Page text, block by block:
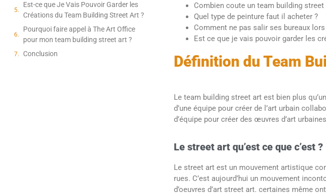
Est-ce que Je Vais Pouvoir Garder les
Créations du Team Building Street Art ?
Pourquoi faire appel à The Art Office
pour mon team building street art ?
Conclusion
Combien coute un team building street
Quel type de peinture faut il acheter ?
Comment ne pas salir ses bureaux
Est ce que je vais pouvoir garder les
Définition du Team
Le team building street art est bien plus
d’une équipe pour créer de l’art urbain
d’équipe pour créer des œuvres d’art
Le street art qu’est ce que c’est ?
Le street art est un mouvement artistique
rues. C’est aujourd’hui un mouvement
d’oeuvres d’art street art. certaines même